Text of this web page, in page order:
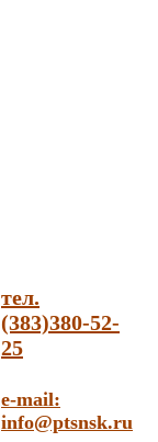
тел.
(383)380-52-
25
e-mail:
info@ptsnsk.ru